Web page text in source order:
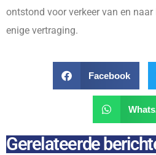
ontstond voor verkeer van en
enige vertraging.
Facebook
Gerelateerde